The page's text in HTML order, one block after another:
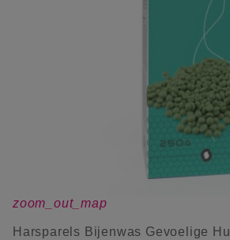
zoom_out_map
Harsparels Bijenwas Gevoelige